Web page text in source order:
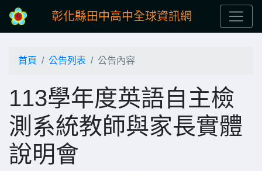
彰化縣田中高中全球資訊網
首頁 公告列表 公告內容
113學年度英語自主檢
測系統教師與家長實體
說明會